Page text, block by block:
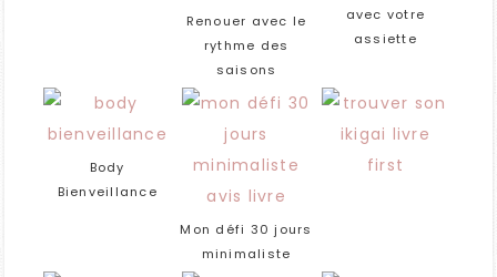
Renouer avec le
rythme des
saisons
avec votre
assiette
Body
Bienveillance
Mon défi 30 jours
minimaliste